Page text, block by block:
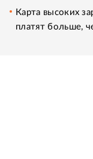
Карта высоких
платят больше,